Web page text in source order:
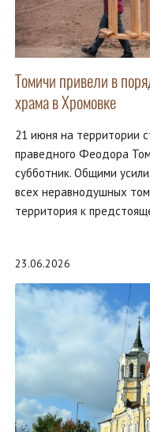
Томичи привели в
храма в Хромовке
21 июня на территории
праведного Феодора
субботник. Общими
всех неравнодушных
территория к
23.06.2026